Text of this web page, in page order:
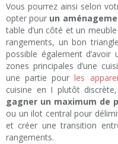
Vous pourrez ainsi selon
opter pour un
table d’un côté et un
rangements, un bon
possible également
zones principales d’une
une partie pourles
cuisine en I plutôt
gagner un maximum de
ou un ilot central pour
et créer une transition
rangements.